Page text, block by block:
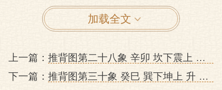
宣宗乐得眉开眼笑,就想立这个小东西为太
子,于是宣宗就去找三杨商量。
三杨是什么东东呢?
是三位大臣的名字:杨士奇、杨荣和杨溥。
加载全文
上一篇： 推背图第二十八象 辛卯 坎下震上 解 明成祖朱棣篡位的预言
下一篇： 推背图第三十象 癸巳 巽下坤上 升 土本堡惊变及英宗复辟的预言